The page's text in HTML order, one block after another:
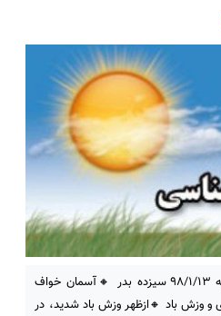
وضعیت هوای امروز سه شنبه ۹۸/۱/۱۳ سیزده بدر 🔸آسمان خواف
و وزش باد 🔸ازظهر وزش باد شدید، در